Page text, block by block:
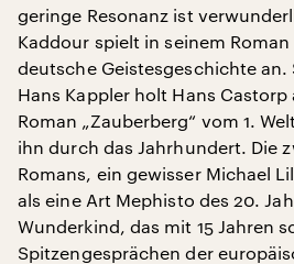
geringe Resonanz ist
Kaddour spielt in seinem
deutsche Geistesgeschichte
Hans Kappler holt Hans Castorp
Roman „Zauberberg“ vom 1.
ihn durch das Jahrhundert. Die
Romans, ein gewisser Michael
als eine Art Mephisto des 20.
Wunderkind, das mit 15 Jahren
Spitzengesprächen der